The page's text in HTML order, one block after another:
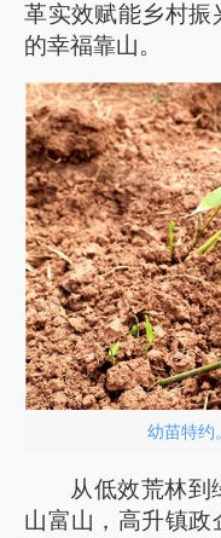
革实效赋能乡村振
的幸福靠山。
幼苗特约
从低效荒林到
山富山，高升镇政